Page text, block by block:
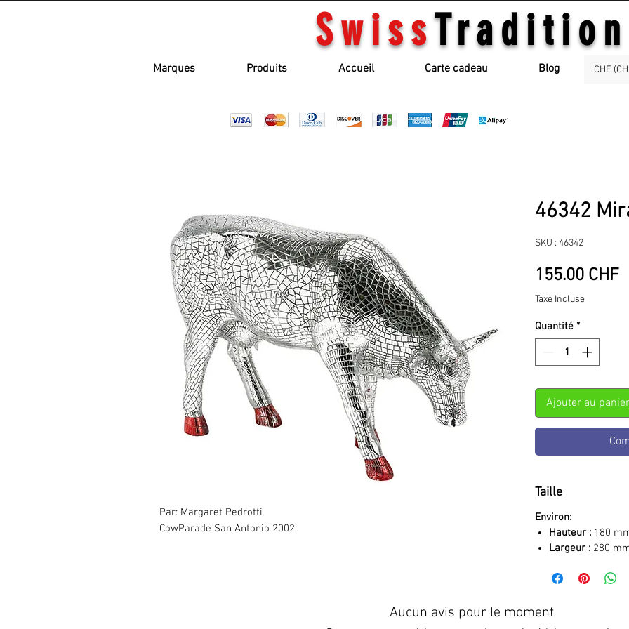
SwissTradition
Marques Produits Accueil Carte cadeau Blog CHF
Par: Margaret Pedrotti
CowParade San Antonio 2002
46342
SKU : 46342
155.00 CHF
Taxe Incluse
Quantité *
Ajouter au panier
Taille
Environ:
Hauteur : 180
Largeur : 280
Aucun avis pour le moment